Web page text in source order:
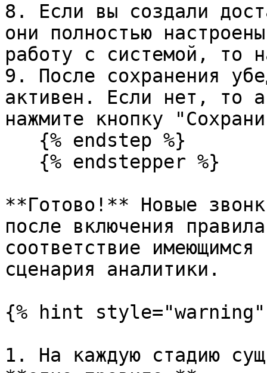
8. Если вы создали
они полностью
работу с системой, то
9. После сохранения
активен. Если нет, то
нажмите кнопку
**Готово!** Новые
после включения
соответствие
сценария аналитики.
{% hint style="warning"
1. На каждую стадию